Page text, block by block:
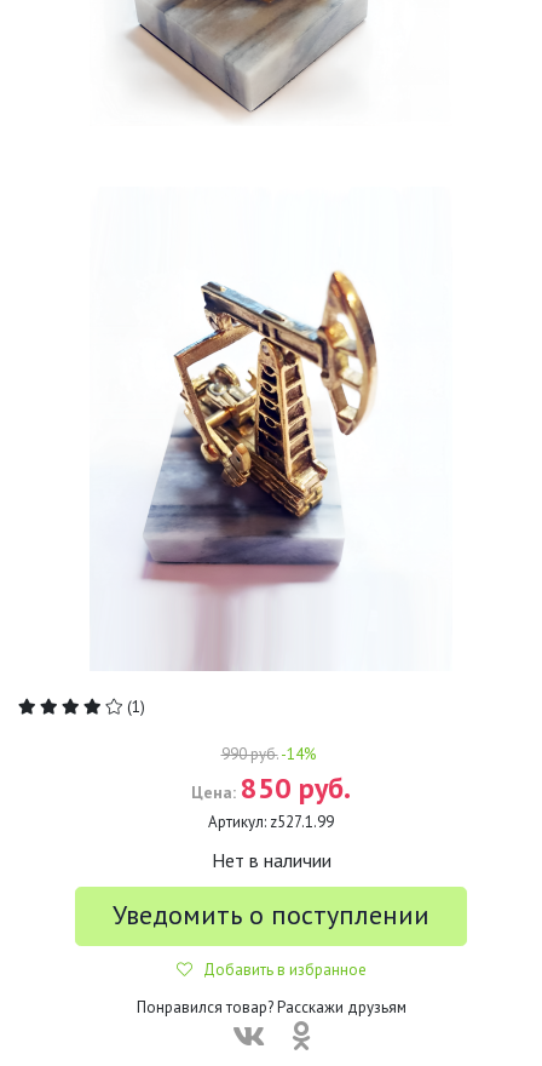
(1)
990 руб. -14%
Цена: 850 руб.
Артикул: z527.1.99
Нет в наличии
Уведомить о поступлении
Добавить в избранное
Понравился товар? Расскажи друзьям